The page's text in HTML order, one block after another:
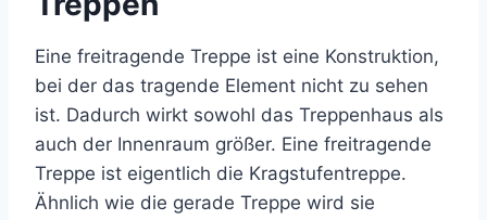
Eine freitragende Treppe ist eine Konstruktion,
bei der das tragende Element nicht zu sehen
ist. Dadurch wirkt sowohl das Treppenhaus als
auch der Innenraum größer. Eine freitragende
Treppe ist eigentlich die Kragstufentreppe.
Ähnlich wie die gerade Treppe wird sie